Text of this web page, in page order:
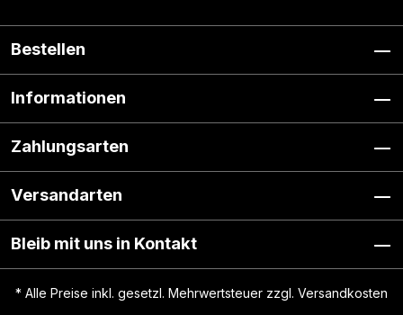
Bestellen
Informationen
Zahlungsarten
Versandarten
Bleib mit uns in Kontakt
* Alle Preise inkl. gesetzl. Mehrwertsteuer zzgl. Versandkosten